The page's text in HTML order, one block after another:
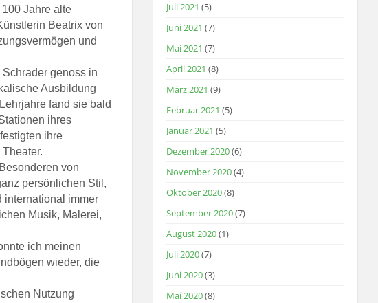
Jahre alte
Beatrix von
und
genoss in
Ausbildung
fand sie bald
ihres
ihre
von
persönlichen Stil,
international immer
Musik, Malerei,
ich meinen
wieder, die
Nutzung
Juli 2021 (5)
Juni 2021 (7)
Mai 2021 (7)
April 2021 (8)
März 2021 (9)
Februar 2021 (5)
Januar 2021 (5)
Dezember 2020(6)
November 2020(4)
Oktober 2020(8)
September 2020(7)
August 2020(1)
Juli 2020(7)
Juni 2020(3)
Mai 2020(8)